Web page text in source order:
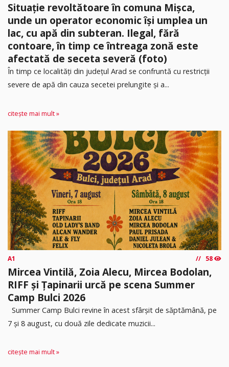
Situație revoltătoare în comuna Mișca,
unde un operator economic își umplea un
lac, cu apă din subteran. Ilegal, fără
contoare, în timp ce întreaga zonă este
afectată de seceta severă (foto)
În timp ce localități din județul Arad se confruntă cu restricții
severe de apă din cauza secetei prelungite și a...
citește mai mult »
A1 58
Mircea Vintilă, Zoia Alecu, Mircea Bodolan,
RIFF și Țapinarii urcă pe scena Summer
Camp Bulci 2026
Summer Camp Bulci revine în acest sfârșit de săptămână, pe
7 și 8 august, cu două zile dedicate muzicii...
citește mai mult »